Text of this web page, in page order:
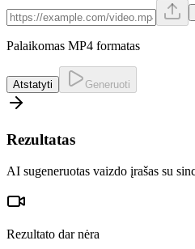
Palaikomas MP4 formatas
Atstatyti Generuoti
Rezultatas
AI sugeneruotas vaizdo įrašas su
Rezultato dar nėra